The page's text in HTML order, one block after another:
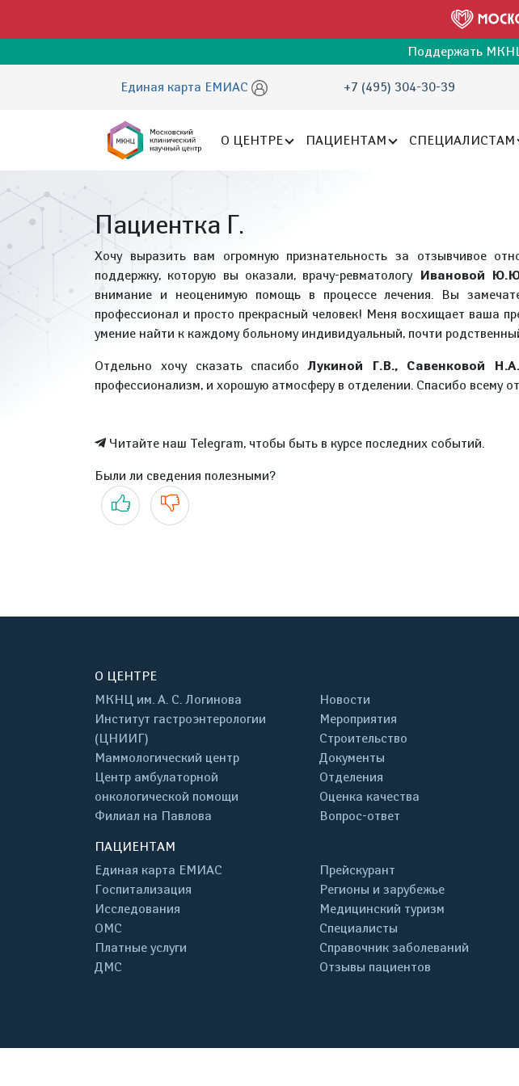
Поддержать
Единая карта ЕМИАС +7 (495) 304-30-39
О ЦЕНТРЕ ПАЦИЕНТАМ СПЕЦИАЛИСТАМ
Пациентка Г.
Хочу выразить вам огромную признательность за отзывчивое
поддержку, которую вы оказали, врачу-ревматологу Ивановой
внимание и неоценимую помощь в процессе лечения. Вы
профессионал и просто прекрасный человек! Меня восхищает ваша
умение найти к каждому больному индивидуальный, почти
Отдельно хочу сказать спасибоЛукиной Г.В., Савенковой
профессионализм, и хорошую атмосферу в отделении. Спасибо всему
Читайте наш Telegram, чтобы быть в курсе последних событий.
Были ли сведения полезными?
Да Нет
О ЦЕНТРЕ
МКНЦ им. А. С. Логинова
Институт гастроэнтерологии
(ЦНИИГ)
Маммологический центр
Центр амбулаторной
онкологической помощи
Филиал на Павлова
Новости
Мероприятия
Строительство
Документы
Отделения
Оценка качества
Вопрос-ответ
ПАЦИЕНТАМ
Единая карта ЕМИАС
Госпитализация
Исследования
ОМС
Платные услуги
ДМС
Прейскурант
Регионы и зарубежье
Медицинский туризм
Специалисты
Справочник заболеваний
Отзывы пациентов